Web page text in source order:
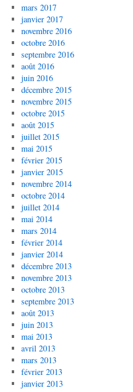
mars 2017
janvier 2017
novembre 2016
octobre 2016
septembre 2016
août 2016
juin 2016
décembre 2015
novembre 2015
octobre 2015
août 2015
juillet 2015
mai 2015
février 2015
janvier 2015
novembre 2014
octobre 2014
juillet 2014
mai 2014
mars 2014
février 2014
janvier 2014
décembre 2013
novembre 2013
octobre 2013
septembre 2013
août 2013
juin 2013
mai 2013
avril 2013
mars 2013
février 2013
janvier 2013